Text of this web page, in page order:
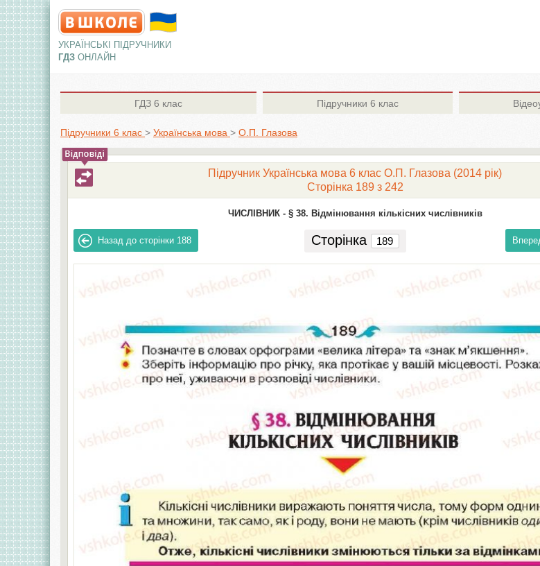
УКРАЇНСЬКІ ПІДРУЧНИКИ
ГДЗ ОНЛАЙН
ГДЗ 6 клас Підручники 6 клас
Підручники 6 клас > Українська мова > О.П. Глазова
Підручник Українська мова 6 клас О.П. Глазова (2014 рік)
Сторінка 189 з 242
ЧИСЛІВНИК - § 38. Відмінювання кількісних числівників
Назад до сторінки 188 Сторінка